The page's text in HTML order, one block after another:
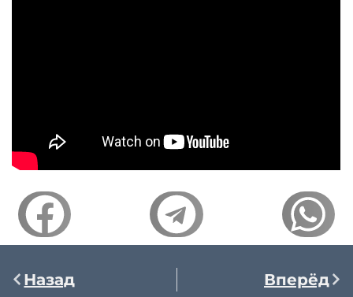
Назад Вперёд